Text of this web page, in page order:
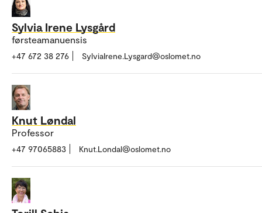
Sylvia Irene Lysgård
førsteamanuensis
+47 672 38 276 SylviaIrene.Lysgard@oslomet.no
Knut Løndal
Professor
+47 97065883 Knut.Londal@oslomet.no